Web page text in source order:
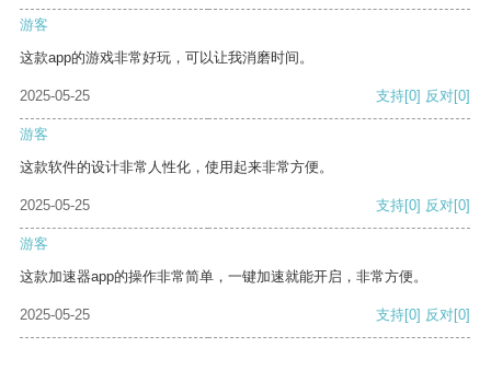
游客
这款app的游戏非常好玩，可以让我消磨时间。
2025-05-25 支持[0] 反对[0]
游客
这款软件的设计非常人性化，使用起来非常方便。
2025-05-25 支持[0] 反对[0]
游客
这款加速器app的操作非常简单，一键加速就能开启，非常方便。
2025-05-25 支持[0] 反对[0]